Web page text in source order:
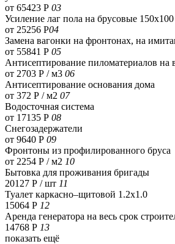
от 65423 Р 03
Усиление лаг пола на брусовые
от 25256 Р04
Замена вагонки на фронтонах, на
от 55841 Р 05
Антисептирование пиломатериалов на
от 2703 Р / м3 06
Антисептирование основания дома
от 372 Р / м2 07
Водосточная система
от 17135 Р 08
Снегозадержатели
от 9640 Р 09
Фронтоны из профилированного бруса
от 2254 Р / м2 10
Бытовка для проживания бригады
20127 Р / шт 11
Туалет каркасно–щитовой 1.2х1.0
15064 Р 12
Аренда генератора на весь срок
14768 Р 13
показать ещё